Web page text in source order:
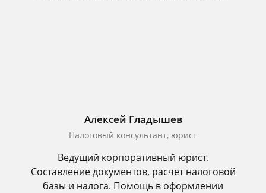
Алексей Гладышев
Налоговый консультант, юрист
Ведущий корпоративный юрист.
Составление документов, расчет налоговой
базы и налога. Помощь в оформлении